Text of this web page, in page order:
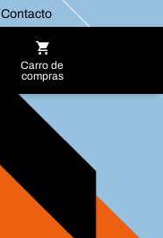
Contacto
Carro de
compras